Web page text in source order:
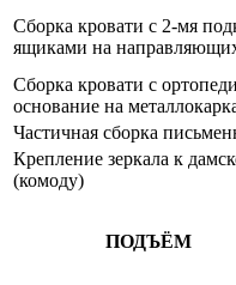
Сборка кровати с 2-мя
ящиками на
Сборка кровати с
основание на
Частичная сборка
Крепление зеркала к
(комоду)
ПОДЪЁМ